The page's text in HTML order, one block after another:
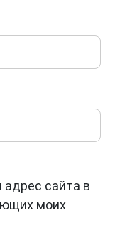
адрес сайта в
моих